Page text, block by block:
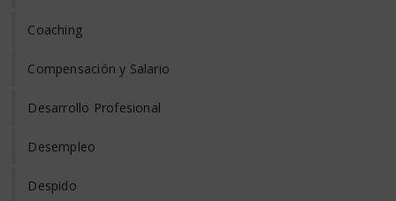
Coaching
Compensación y Salario
Desarrollo Profesional
Desempleo
Despido